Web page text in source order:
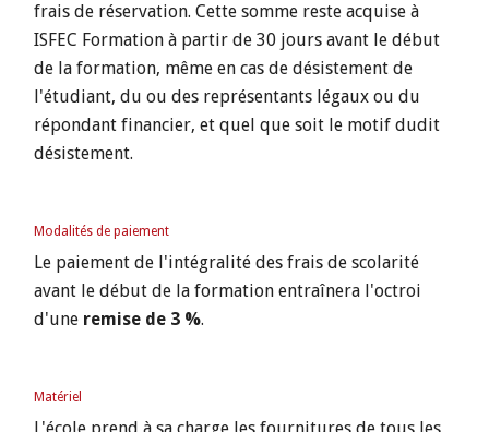
frais de réservation. Cette somme reste acquise à
ISFEC Formation à partir de 30 jours avant le début
de la formation, même en cas de désistement de
l'étudiant, du ou des représentants légaux ou du
répondant financier, et quel que soit le motif dudit
désistement.
Modalités de paiement
Le paiement de l'intégralité des frais de scolarité
avant le début de la formation entraînera l'octroi
d'une remise de 3 %.
Matériel